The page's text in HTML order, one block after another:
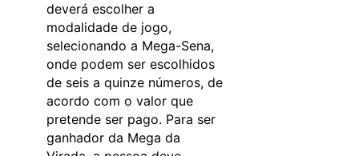
deverá escolher a
modalidade de jogo,
selecionando a Mega-Sena,
onde podem ser escolhidos
de seis a quinze números, de
acordo com o valor que
pretende ser pago. Para ser
ganhador da Mega da